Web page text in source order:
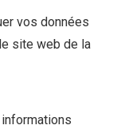
vos données
site web de la